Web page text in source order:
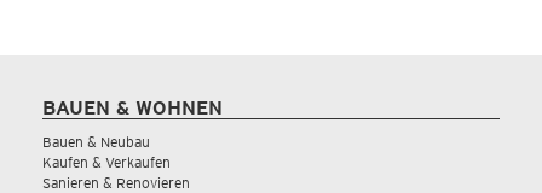
BAUEN & WOHNEN
Bauen & Neubau
Kaufen & Verkaufen
Sanieren & Renovieren